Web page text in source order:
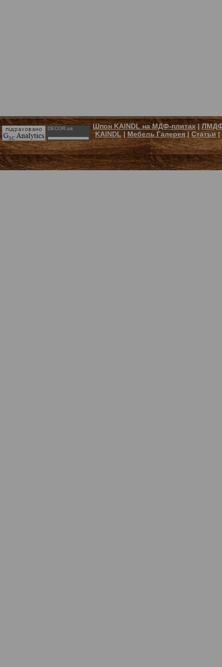
DECOR.ua Шпон KAINDL на МДФ-плитах|ЛМДФ
KAINDL| Мебель Галерея|Статьи|